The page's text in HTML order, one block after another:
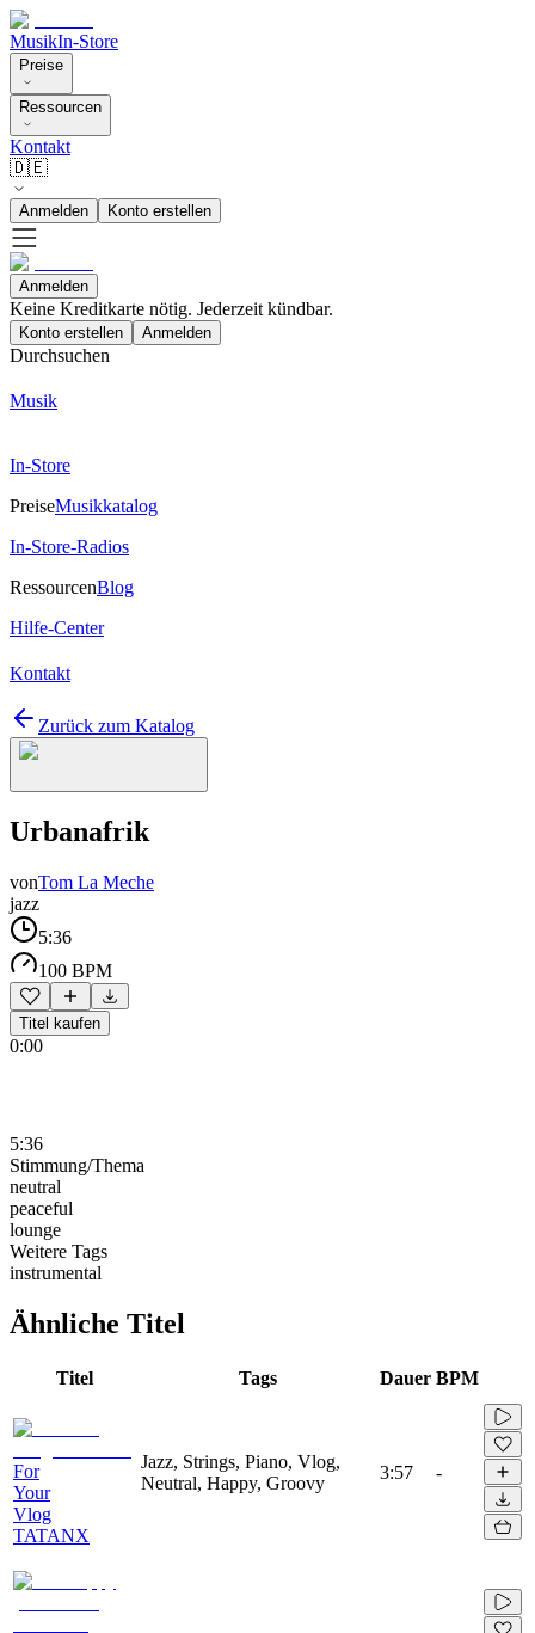
MusikIn-Store
Preise
Ressourcen
Kontakt
🇩🇪
Anmelden Konto erstellen
Anmelden
Keine Kreditkarte nötig. Jederzeit kündbar.
Konto erstellen Anmelden
Durchsuchen
Musik
In-Store
PreiseMusikkatalog
In-Store-Radios
RessourcenBlog
Hilfe-Center
Kontakt
Zurück zum Katalog
Urbanafrik
vonTom La Meche
jazz
5:36
100 BPM
Titel kaufen
0:00
5:36
Stimmung/Thema
neutral
peaceful
lounge
Weitere Tags
instrumental
Ähnliche Titel
Titel Tags Dauer BPM
For
Your
Vlog
TATANX
Jazz, Strings, Piano, Vlog,
Neutral, Happy, Groovy
3:57 -